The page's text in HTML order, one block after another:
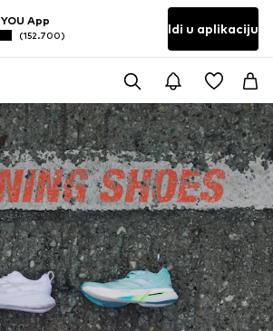
App
(152.700) Idi u aplikaciju